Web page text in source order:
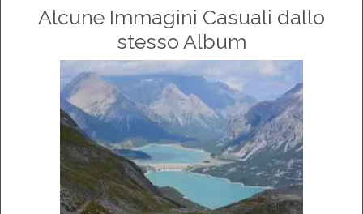
Alcune Immagini Casuali dallo
stesso Album